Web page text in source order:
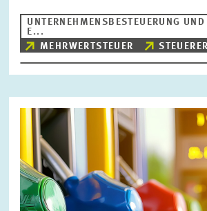
UNTERNEHMENSBESTEUERUNG UND
E...
MEHRWERTSTEUER
Bild
öffnet
vergrößerter
Ansicht